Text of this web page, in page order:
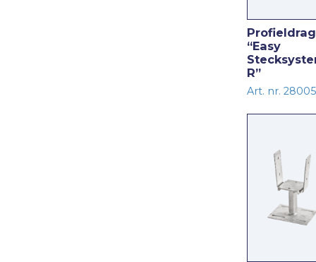
“Easy
R”
Art. nr. 28005